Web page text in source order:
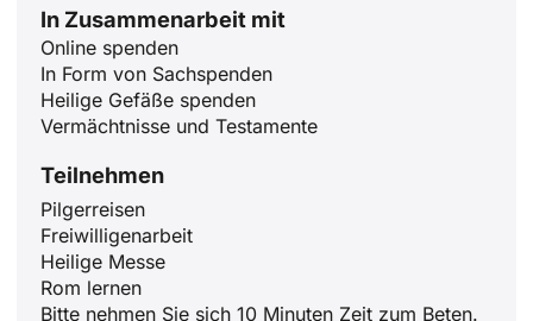
In Zusammenarbeit mit
Online spenden
In Form von Sachspenden
Heilige Gefäße spenden
Vermächtnisse und Testamente
Teilnehmen
Pilgerreisen
Freiwilligenarbeit
Heilige Messe
Rom lernen
Bitte nehmen Sie sich 10 Minuten Zeit zum Beten.